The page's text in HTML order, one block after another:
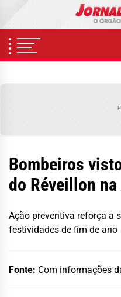
content
Bombeiros
do Réveillon
Ação preventiva reforça a
festividades de fim de ano
Fonte: Com informações